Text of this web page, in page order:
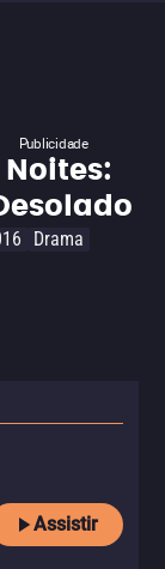
Publicidade
Drama
Assistir